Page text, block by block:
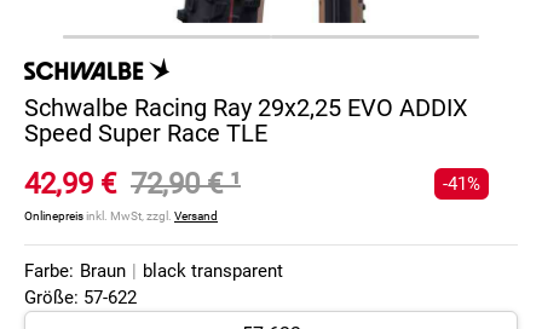
Schwalbe Racing Ray 29x2,25 EVO ADDIX
Speed Super Race TLE
42,99 € 72,90 €¹
Onlinepreisinkl. MwSt, zzgl. Versand
-41%
Farbe: Braun | black transparent
Größe: 57-622